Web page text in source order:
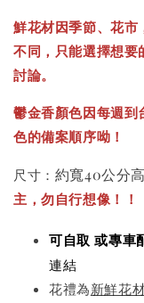
鮮花材因季節、花市
不同，只能選擇想要
討論。
鬱金香顏色因每週到
色的備案順序呦！
尺寸： 約寬40公分
主，勿自行想像！！
可自取 或專車
連結
花禮為新鮮花